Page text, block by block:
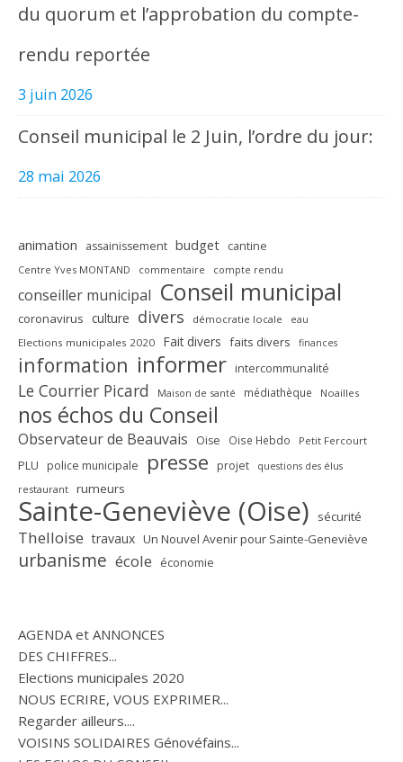
du quorum et l’approbation du compte-
rendu reportée
3 juin 2026
Conseil municipal le 2 Juin, l’ordre du jour:
28 mai 2026
animation assainissement budget cantine
Centre Yves MONTAND commentaire compte rendu
conseiller municipal Conseil municipal
coronavirus culture divers démocratie locale eau
Elections municipales 2020 Fait divers faits divers finances
information informer intercommunalité
Le Courrier Picard Maison de santé médiathèque Noailles
nos échos du Conseil
Observateur de Beauvais Oise Oise Hebdo Petit Fercourt
PLU police municipale presse projet questions des élus
restaurant rumeurs
Sainte-Geneviève (Oise) sécurité
Thelloise travaux Un Nouvel Avenir pour Sainte-Geneviève
urbanisme école économie
AGENDA et ANNONCES
DES CHIFFRES...
Elections municipales 2020
NOUS ECRIRE, VOUS EXPRIMER...
Regarder ailleurs....
VOISINS SOLIDAIRES Génovéfains...